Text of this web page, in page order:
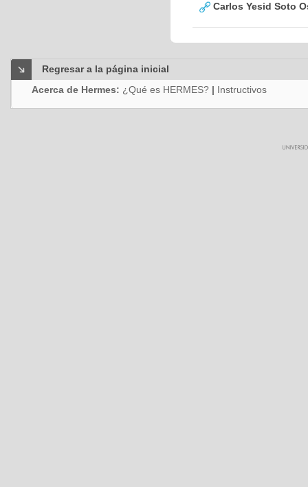
Carlos Yesid Soto
Regresar a la página inicial
Acerca de Hermes: ¿Qué es HERMES? | Instructivos